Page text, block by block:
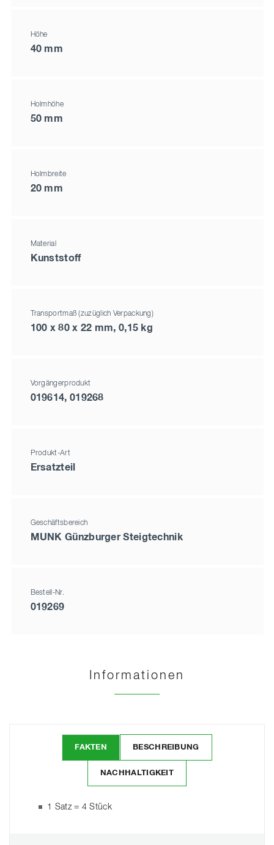
Höhe
40 mm
Holmhöhe
50 mm
Holmbreite
20 mm
Material
Kunststoff
Transportmaß (zuzüglich Verpackung)
100 x 80 x 22 mm, 0,15 kg
Vorgängerprodukt
019614, 019268
Produkt-Art
Ersatzteil
Geschäftsbereich
MUNK Günzburger Steigtechnik
Bestell-Nr.
019269
Informationen
FAKTEN BESCHREIBUNG
NACHHALTIGKEIT
1 Satz = 4 Stück